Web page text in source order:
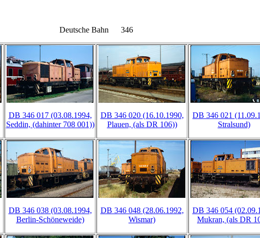
Deutsche Bahn 346
DB 346 017 (03.08.1994,
Seddin, (dahinter 708 001))
DB 346 020 (16.10.1990,
Plauen, (als DR 106))
DB 346 021
Stralsund)
DB 346 038 (03.08.1994,
Berlin-Schöneweide)
DB 346 048 (28.06.1992,
Wismar)
DB 346 054
Mukran, (als DR